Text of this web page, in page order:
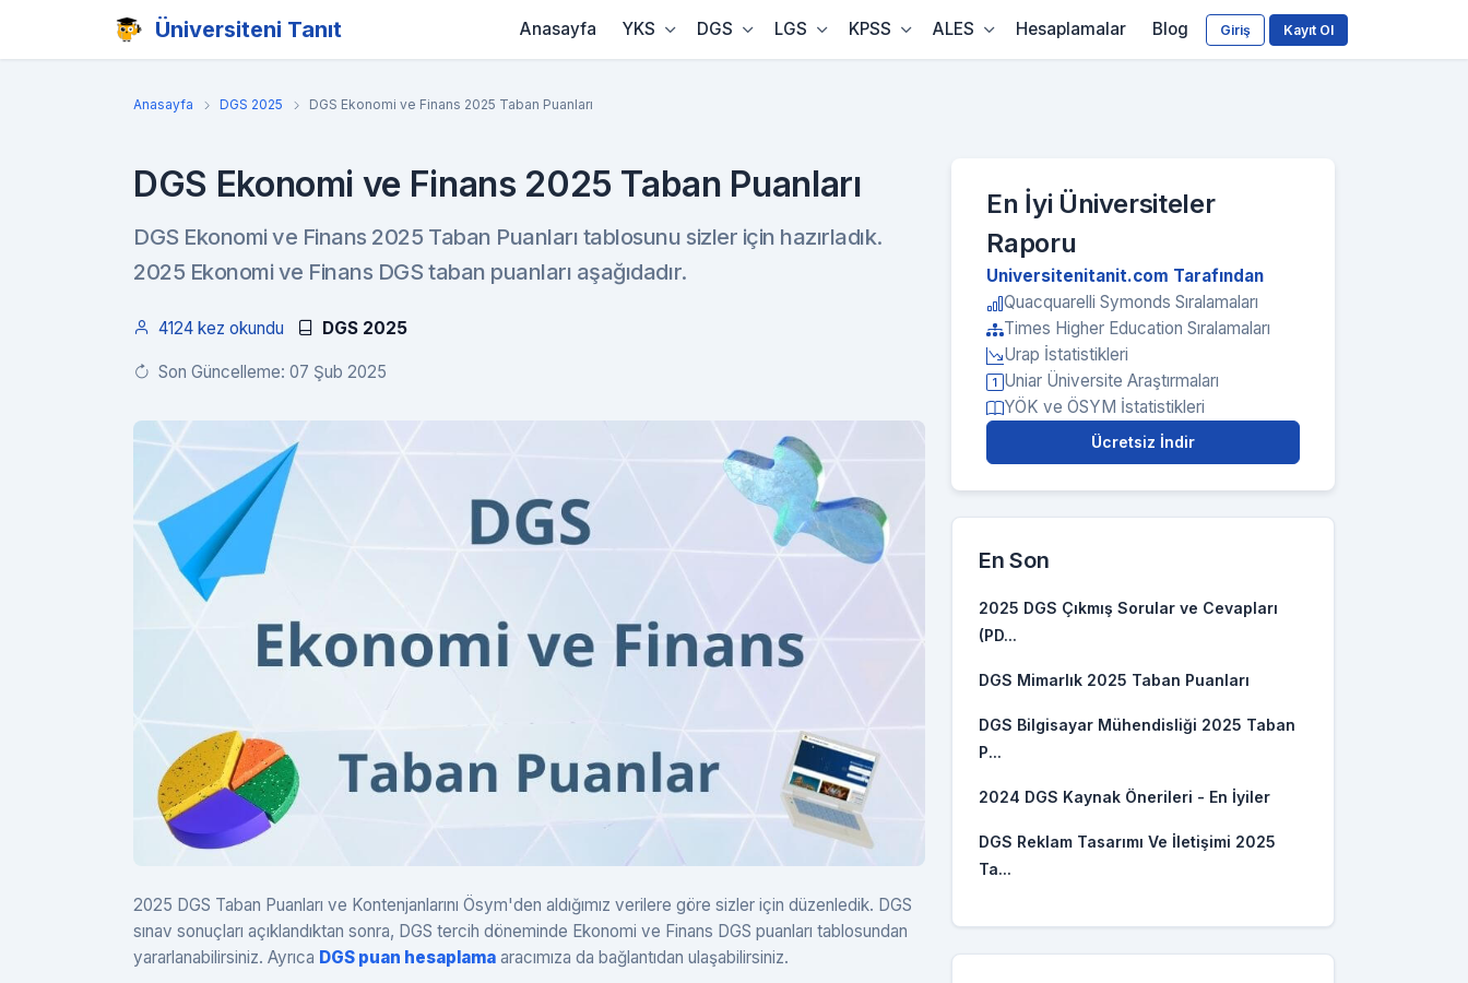
Üniversiteni Tanıt Giriş Kayıt Ol
Anasayfa YKS DGS LGS KPSS ALES Hesaplamalar Blog
Anasayfa DGS 2025 DGS Ekonomi ve Finans 2025 Taban Puanları
DGS Ekonomi ve Finans 2025 Taban Puanları
DGS Ekonomi ve Finans 2025 Taban Puanları tablosunu sizler için hazırladık.
2025 Ekonomi ve Finans DGS taban puanları aşağıdadır.
4124 kez okundu DGS 2025
Son Güncelleme: 07 Şub 2025
2025 DGS Taban Puanları ve Kontenjanlarını Ösym'den aldığımız verilere göre sizler için düzenledik. DGS
sınav sonuçları açıklandıktan sonra, DGS tercih döneminde Ekonomi ve Finans DGS puanları tablosundan
yararlanabilirsiniz. Ayrıca DGS puan hesaplama aracımıza da bağlantıdan ulaşabilirsiniz.
En İyi Üniversiteler
Raporu
Universitenitanit.com Tarafından
Quacquarelli Symonds Sıralamaları
Times Higher Education Sıralamaları
Urap İstatistikleri
Uniar Üniversite Araştırmaları
YÖK ve ÖSYM İstatistikleri
Ücretsiz İndir
En Son
2025 DGS Çıkmış Sorular ve Cevapları
(PD...
DGS Mimarlık 2025 Taban Puanları
DGS Bilgisayar Mühendisliği 2025 Taban
P...
2024 DGS Kaynak Önerileri - En İyiler
DGS Reklam Tasarımı Ve İletişimi 2025
Ta...